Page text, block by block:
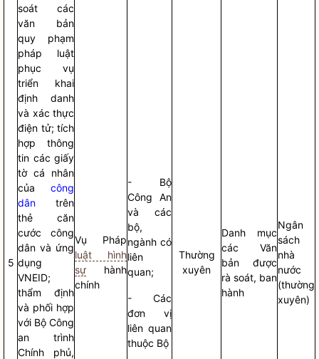
5
soát các
văn bản
quy phạm
pháp luật
phục vụ
triển khai
định danh
và xác thực
điện tử; tích
hợp thông
tin các giấy
tờ cá nhân
của công
dân trên
thẻ căn
cước công
dân và ứng
dụng
VNEID;
thẩm định
và phối hợp
với Bộ Công
an trình
Chính phủ,
Vụ Pháp
luật hình
sự hành
chính
- Bộ
Công An
và các
bộ,
ngành có
liên
quan;
- Các
đơn vị
liên quan
thuộc Bộ
Thường
xuyên
Danh mục
các Văn
bản được
rà soát, ban
hành
Ngân
sách
nhà
nước
(thường
xuyên)